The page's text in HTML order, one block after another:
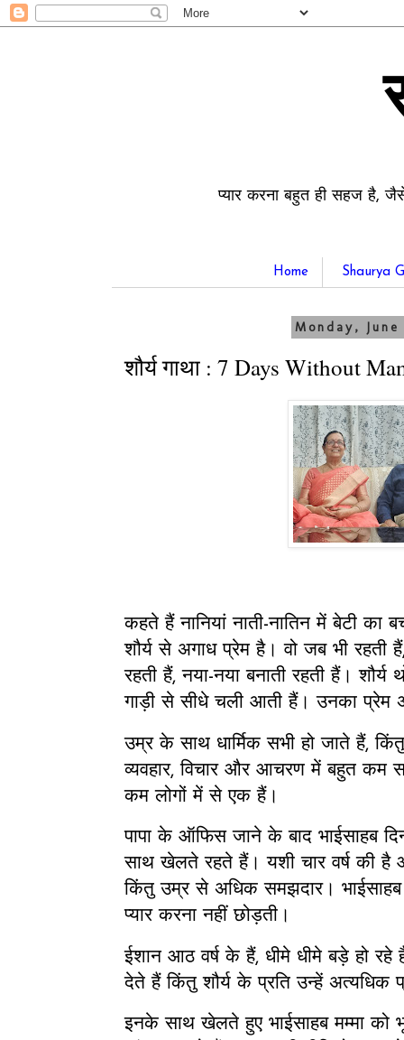
प्यार करना बहुत ही सहज है,
Home Shaurya
Monday,
शौर्य गाथा : 7 Days Without
कहते हैं नानियां नाती-नातिन में बेटी का
शौर्य से अगाध प्रेम है। वो जब भी
रहती हैं, नया-नया बनाती रहती हैं।
गाड़ी से सीधे चली आती हैं। उनका प्रेम
उम्र के साथ धार्मिक सभी हो जाते हैं,
व्यवहार, विचार और आचरण में बहुत कम
कम लोगों में से एक हैं।
पापा के ऑफिस जाने के बाद भाईसाहब
साथ खेलते रहते हैं। यशी चार वर्ष की
किंतु उम्र से अधिक समझदार। भाईसाहब
प्यार करना नहीं छोड़ती।
ईशान आठ वर्ष के हैं, धीमे धीमे बड़े हो
देते हैं किंतु शौर्य के प्रति उन्हें अत्यधिक
इनके साथ खेलते हुए भाईसाहब मम्मा